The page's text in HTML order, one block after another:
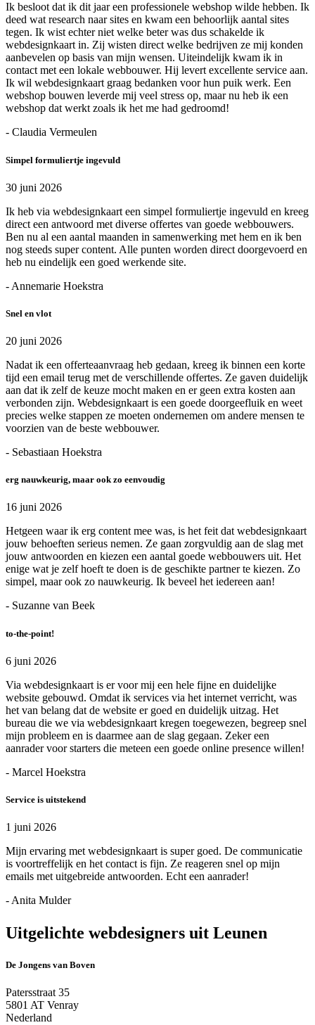
Ik besloot dat ik dit jaar een professionele webshop wilde hebben. Ik
deed wat research naar sites en kwam een behoorlijk aantal sites
tegen. Ik wist echter niet welke beter was dus schakelde ik
webdesignkaart in. Zij wisten direct welke bedrijven ze mij konden
aanbevelen op basis van mijn wensen. Uiteindelijk kwam ik in
contact met een lokale webbouwer. Hij levert excellente service aan.
Ik wil webdesignkaart graag bedanken voor hun puik werk. Een
webshop bouwen leverde mij veel stress op, maar nu heb ik een
webshop dat werkt zoals ik het me had gedroomd!
- Claudia Vermeulen
Simpel formuliertje ingevuld
30 juni 2026
Ik heb via webdesignkaart een simpel formuliertje ingevuld en kreeg
direct een antwoord met diverse offertes van goede webbouwers.
Ben nu al een aantal maanden in samenwerking met hem en ik ben
nog steeds super content. Alle punten worden direct doorgevoerd en
heb nu eindelijk een goed werkende site.
- Annemarie Hoekstra
Snel en vlot
20 juni 2026
Nadat ik een offerteaanvraag heb gedaan, kreeg ik binnen een korte
tijd een email terug met de verschillende offertes. Ze gaven duidelijk
aan dat ik zelf de keuze mocht maken en er geen extra kosten aan
verbonden zijn. Webdesignkaart is een goede doorgeefluik en weet
precies welke stappen ze moeten ondernemen om andere mensen te
voorzien van de beste webbouwer.
- Sebastiaan Hoekstra
erg nauwkeurig, maar ook zo eenvoudig
16 juni 2026
Hetgeen waar ik erg content mee was, is het feit dat webdesignkaart
jouw behoeften serieus nemen. Ze gaan zorgvuldig aan de slag met
jouw antwoorden en kiezen een aantal goede webbouwers uit. Het
enige wat je zelf hoeft te doen is de geschikte partner te kiezen. Zo
simpel, maar ook zo nauwkeurig. Ik beveel het iedereen aan!
- Suzanne van Beek
to-the-point!
6 juni 2026
Via webdesignkaart is er voor mij een hele fijne en duidelijke
website gebouwd. Omdat ik services via het internet verricht, was
het van belang dat de website er goed en duidelijk uitzag. Het
bureau die we via webdesignkaart kregen toegewezen, begreep snel
mijn probleem en is daarmee aan de slag gegaan. Zeker een
aanrader voor starters die meteen een goede online presence willen!
- Marcel Hoekstra
Service is uitstekend
1 juni 2026
Mijn ervaring met webdesignkaart is super goed. De communicatie
is voortreffelijk en het contact is fijn. Ze reageren snel op mijn
emails met uitgebreide antwoorden. Echt een aanrader!
- Anita Mulder
Uitgelichte webdesigners uit Leunen
De Jongens van Boven
Patersstraat 35
5801 AT Venray
Nederland